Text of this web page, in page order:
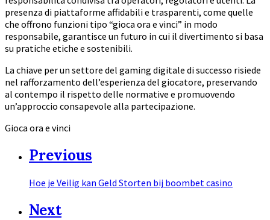
presenza di piattaforme affidabili e trasparenti, come quelle
che offrono funzioni tipo “gioca ora e vinci” in modo
responsabile, garantisce un futuro in cui il divertimento si basa
su pratiche etiche e sostenibili.
La chiave per un settore del gaming digitale di successo risiede
nel rafforzamento dell’esperienza del giocatore, preservando
al contempo il rispetto delle normative e promuovendo
un’approccio consapevole alla partecipazione.
Gioca ora e vinci
Previous
Hoe je Veilig kan Geld Storten bij boombet casino
Next